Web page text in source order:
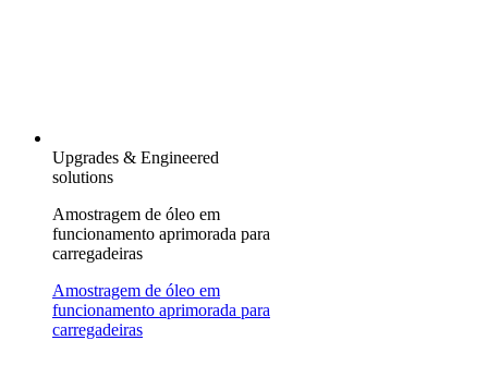
Upgrades & Engineered
solutions
Amostragem de óleo em
funcionamento aprimorada para
carregadeiras
Amostragem de óleo em
funcionamento aprimorada para
carregadeiras